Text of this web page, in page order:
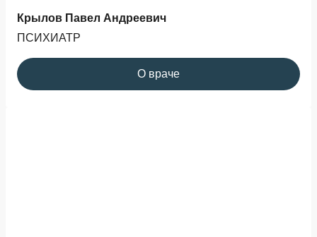
Крылов Павел Андреевич
ПСИХИАТР
О враче